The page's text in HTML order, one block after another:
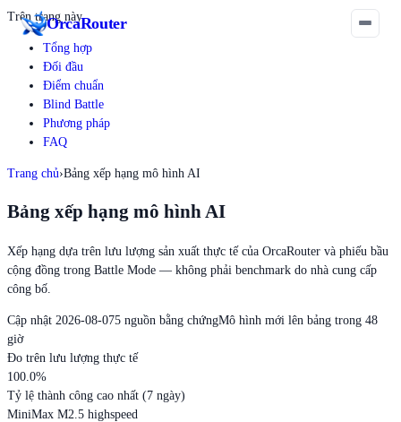
OrcaRouter
Trên trang này
Tổng hợp
Đối đầu
Điểm chuẩn
Blind Battle
Phương pháp
FAQ
Trang chủ›Bảng xếp hạng mô hình AI
Bảng xếp hạng mô hình AI
Xếp hạng dựa trên lưu lượng sản xuất thực tế của OrcaRouter và phiếu bầu
cộng đồng trong Battle Mode — không phải benchmark do nhà cung cấp
công bố.
Cập nhật 2026-08-075 nguồn bằng chứngMô hình mới lên bảng trong 48
giờ
Đo trên lưu lượng thực tế
100.0%
Tỷ lệ thành công cao nhất (7 ngày)
MiniMax M2.5 highspeed